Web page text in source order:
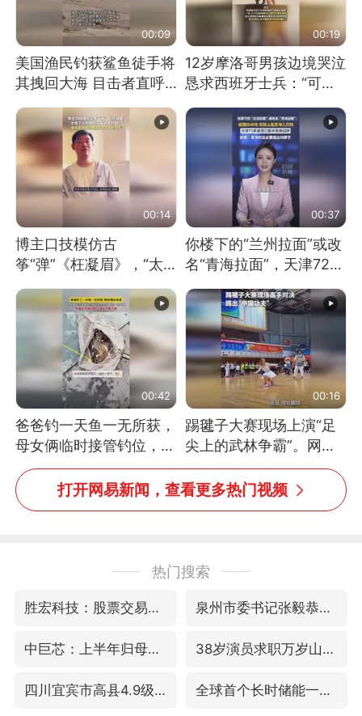
00:09
美国渔民钓获鲨鱼徒手将
其拽回大海 目击者直呼
消息）
00:19
12岁摩洛哥男孩边境哭泣
恳求西班牙士兵：“可不
00:14
博主口技模仿古
筝“弹”《枉凝眉》，“太
吗？”“或将成为首位考级
不带古筝的选手。”（来
源：新华每日电讯）
00:37
你楼下的“兰州拉面”或改
名“青海拉面”，天津72家
00:42
爸爸钓一天鱼一无所获，
母女俩临时接管钓位，用
玩具鱼竿钓上大鱼
00:16
踢毽子大赛现场上演“足
尖上的武林争霸”。网
友：这哪是踢毽子，分明
是武侠片现场！#睡个好
打开网易新闻，查看更多热门视频
热门搜索
胜宏科技：股票交易异常波动 泉州市委书记张毅恭被查
中巨芯：上半年归母净利润1405.77万元 38岁演员求职万岁山NPC成功
四川宜宾市高县4.9级地震致1人死亡 全球首个长时储能一体化产业园量产